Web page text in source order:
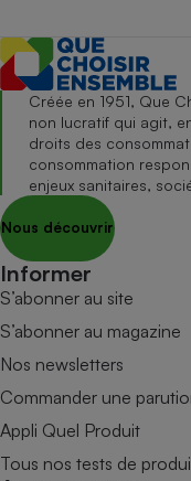
Créée en 1951, Que
non lucratif qui agit,
droits des
consommation
enjeux sanitaires,
Nous découvrir
Informer
S’abonner au site
S’abonner au magazine
Nos newsletters
Commander une
Appli Quel Produit
Tous nos tests de